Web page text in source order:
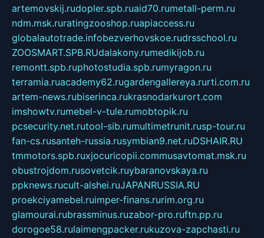
artemovskij.rudopler.spb.ruaid70.rumetall-perm.ru
ndm.msk.ruratingzooshop.ruapiaccess.ru
globalautotrade.infobezverhovskoe.rudrsschool.ru
ZOOSMART.SPB.RUdalakony.rumedikijob.ru
remontt.spb.ruphotostudia.spb.rumyragon.ru
terramia.ruacademy62.rugardengallereya.rurti.com.ru
artem-news.rubiserinca.rukrasnodarkurort.com
imshowtv.rumebel-v-tule.rumobtopik.ru
pcsecurity.net.rutool-sib.rumultimetrunit.rusp-tour.ru
fan-cs.rusanteh-russia.rusymbian9.net.ruDSHAIR.RU
tmmotors.spb.ruxjocuricopii.commusavtomat.msk.ru
obustrojdom.rusovetcik.ruybaranovskaya.ru
ppknews.rucult-alshei.ruJAPANRUSSIA.RU
proekciyamebel.ruimper-finans.rurim.org.ru
glamourai.rubrassminus.ruzabor-pro.ruftn.pp.ru
dorogoe58.rulaimengpacker.rukuzova-zapchasti.ru